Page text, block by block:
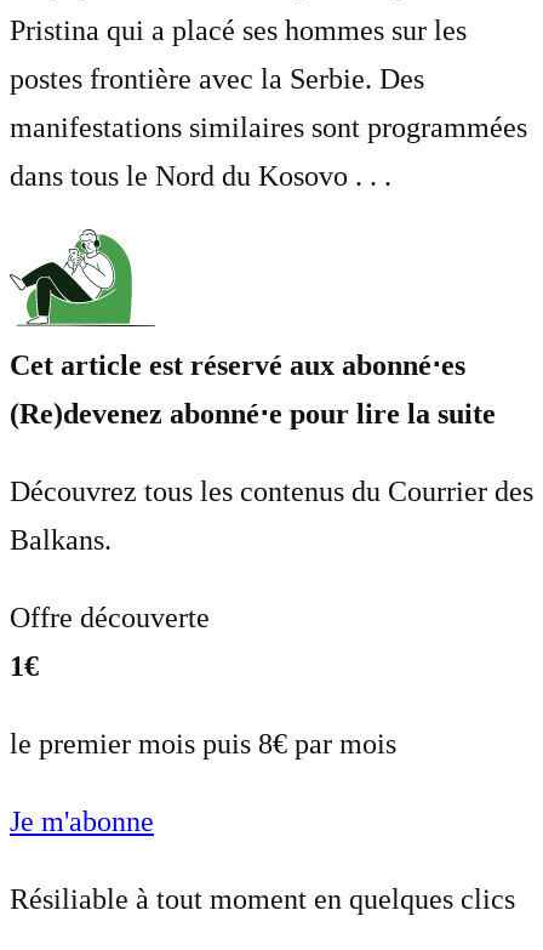
Pristina qui a placé ses hommes sur les
postes frontière avec la Serbie. Des
manifestations similaires sont programmées
dans tous le Nord du Kosovo . . .
Cet article est réservé aux abonné⋅es
(Re)devenez abonné⋅e pour lire la suite
Découvrez tous les contenus du Courrier des
Balkans.
Offre découverte
1€
le premier mois puis 8€ par mois
Je m'abonne
Résiliable à tout moment en quelques clics